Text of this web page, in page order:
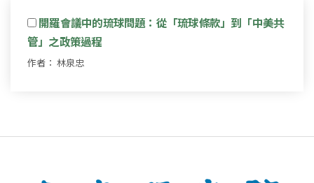
開羅會議中的琉球問題：從「琉球條款」到「中美共
管」之政策過程
作者： 林泉忠